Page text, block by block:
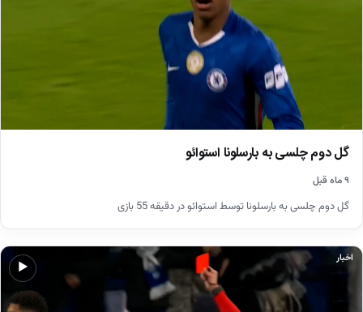
گل دوم چلسی به بارسلونا استوائو
۹ ماه قبل
گل دوم چلسی به بارسلونا توسط استوائو در دقیقه 55 بازی
▶
اخبار